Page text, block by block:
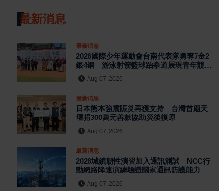
最新消息
最新消息
2026國際少年運動會台南代表隊勇奪7金2
銀4銅 游泳射箭籃球跆拳道展現青年競技
實力
Aug 07, 2026
最新消息
日本熊本強震賑災再獲支持 台灣首廟天
壇捐300萬元善款協助災後復原
Aug 07, 2026
最新消息
2026城鎮韌性演習加入通訊測試 NCC行
動網路降速演練驗證國家通訊防護能力
Aug 07, 2026